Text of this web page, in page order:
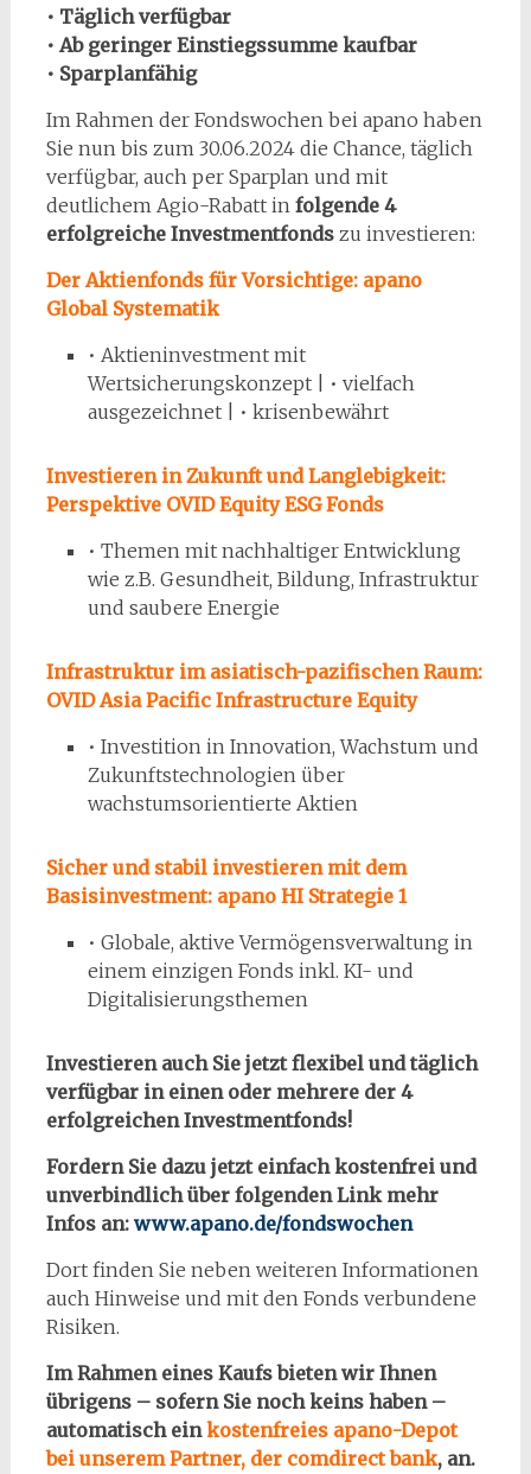
• Täglich verfügbar
• Ab geringer Einstiegssumme kaufbar
• Sparplanfähig
Im Rahmen der Fondswochen bei apano haben
Sie nun bis zum 30.06.2024 die Chance, täglich
verfügbar, auch per Sparplan und mit
deutlichem Agio-Rabatt in folgende 4
erfolgreiche Investmentfondszu investieren:
Der Aktienfonds für Vorsichtige: apano
Global Systematik
• Aktieninvestment mit
Wertsicherungskonzept | • vielfach
ausgezeichnet | • krisenbewährt
Investieren in Zukunft und Langlebigkeit:
Perspektive OVID Equity ESG Fonds
• Themen mit nachhaltiger Entwicklung
wie z.B. Gesundheit, Bildung, Infrastruktur
und saubere Energie
Infrastruktur im asiatisch-pazifischen Raum:
OVID Asia Pacific Infrastructure Equity
• Investition in Innovation, Wachstum und
Zukunftstechnologien über
wachstumsorientierte Aktien
Sicher und stabil investieren mit dem
Basisinvestment: apano HI Strategie 1
• Globale, aktive Vermögensverwaltung in
einem einzigen Fonds inkl. KI- und
Digitalisierungsthemen
Investieren auch Sie jetzt flexibel und täglich
verfügbar in einen oder mehrere der 4
erfolgreichen Investmentfonds!
Fordern Sie dazu jetzt einfach kostenfrei und
unverbindlich über folgenden Link mehr
Infos an: www.apano.de/fondswochen
Dort finden Sie neben weiteren Informationen
auch Hinweise und mit den Fonds verbundene
Risiken.
Im Rahmen eines Kaufs bieten wir Ihnen
übrigens – sofern Sie noch keins haben –
automatisch einkostenfreies apano-Depot
bei unserem Partner, der comdirect bank, an.